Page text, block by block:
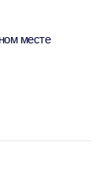
месте